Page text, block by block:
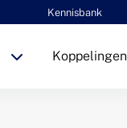
Kennisbank
Koppelingen